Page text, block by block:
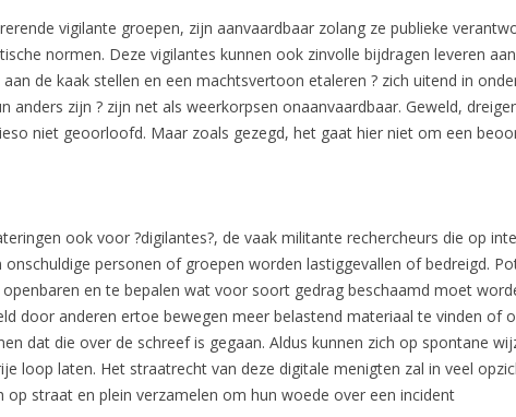
vigilante groepen, zijn aanvaardbaar zolang ze publieke
normen. Deze vigilantes kunnen ook zinvolle bijdragen leveren
de kaak stellen en een machtsvertoon etaleren ? zich uitend in
anders zijn ? zijn net als weerkorpsen onaanvaardbaar. Geweld,
niet geoorloofd. Maar zoals gezegd, het gaat hier niet om een
ook voor ?digilantes?, de vaak militante rechercheurs die op
personen of groepen worden lastiggevallen of bedreigd.
en te bepalen wat voor soort gedrag beschaamd moet
door anderen ertoe bewegen meer belastend materiaal te vinden of
dat die over de schreef is gegaan. Aldus kunnen zich op spontane
loop laten. Het straatrecht van deze digitale menigten zal in veel
op straat en plein verzamelen om hun woede over een incident